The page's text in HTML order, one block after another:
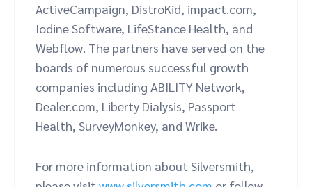
2019:International Performance
Marketing Awards Global – Best SaaS
Platform (Winner), PerformanceIN Top 50
– Adam Furness (Winner)
2018:PerformanceIN Top 50 – Todd
Crawford Industry Players (Winner)
ActiveCampaign, DistroKid, impact.com,
Iodine Software, LifeStance Health, and
Webflow. The partners have served on the
boards of numerous successful growth
companies including ABILITY Network,
Dealer.com, Liberty Dialysis, Passport
Health, SurveyMonkey, and Wrike.
For more information about Silversmith,